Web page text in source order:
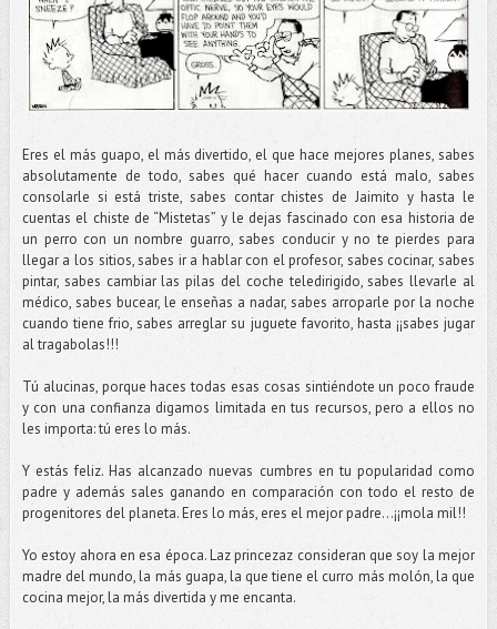
Eres el más guapo, el más divertido, el que hace mejores planes, sabes
absolutamente de todo, sabes qué hacer cuando está malo, sabes
consolarle si está triste, sabes contar chistes de Jaimito y hasta le
cuentas el chiste de “Mistetas” y le dejas fascinado con esa historia de
un perro con un nombre guarro, sabes conducir y no te pierdes para
llegar a los sitios, sabes ir a hablar con el profesor, sabes cocinar, sabes
pintar, sabes cambiar las pilas del coche teledirigido, sabes llevarle al
médico, sabes bucear, le enseñas a nadar, sabes arroparle por la noche
cuando tiene frio, sabes arreglar su juguete favorito, hasta ¡¡sabes jugar
al tragabolas!!!
Tú alucinas, porque haces todas esas cosas sintiéndote un poco fraude
y con una confianza digamos limitada en tus recursos, pero a ellos no
les importa: tú eres lo más.
Y estás feliz. Has alcanzado nuevas cumbres en tu popularidad como
padre y además sales ganando en comparación con todo el resto de
progenitores del planeta. Eres lo más, eres el mejor padre…¡¡mola mil!!
Yo estoy ahora en esa época. Laz princezaz consideran que soy la mejor
madre del mundo, la más guapa, la que tiene el curro más molón, la que
cocina mejor, la más divertida y me encanta.